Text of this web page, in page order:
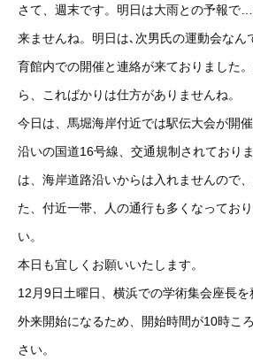
さて、週末です。明日は大雨との予報で
来ませんね。明日は､次男氏の運動会なん
育館内での開催と連絡が来ておりました
ら、こればかりは仕方がありませんね。
今日は、馬堀海岸付近では駅伝大会が開
沿いの国道16号線、交通規制されており
は、海岸道路沿いからは入れませんので
た、付近一帯、人の通行も多くなってお
い。
本日も宜しくお願いいたします。
12月9日土曜日、横浜での学術集会座長
外来開始になるため、開始時間が10時こ
さい。